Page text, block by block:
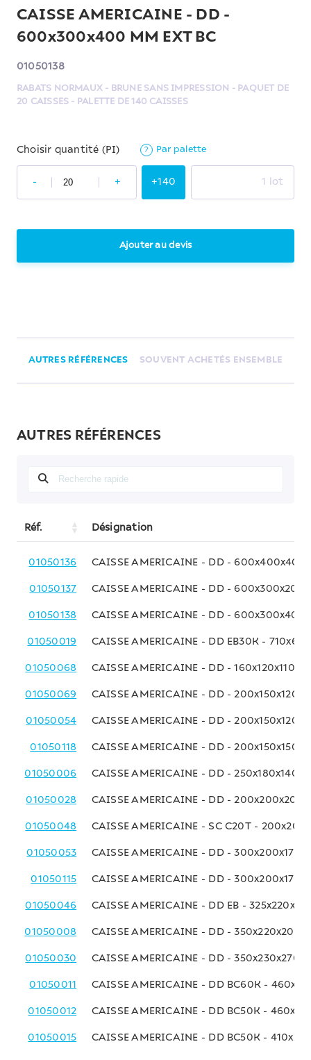
CAISSE AMERICAINE - DD -
600x300x400 MM EXT BC
01050138
RABATS NORMAUX - BRUNE SANS IMPRESSION - PAQUET DE
20 CAISSES - PALETTE DE 140 CAISSES
Choisir quantité (PI) ? Par palette
- + +140 1 lot
Ajouter au devis
AUTRES RÉFÉRENCES SOUVENT ACHETÉS ENSEMBLE
AUTRES RÉFÉRENCES
Réf. Désignation
01050136 CAISSE AMERICAINE - DD - 600x400x400
01050137 CAISSE AMERICAINE - DD - 600x300x200
01050138 CAISSE AMERICAINE - DD - 600x300x400
01050019 CAISSE AMERICAINE - DD EB30K -
01050068 CAISSE AMERICAINE - DD - 160x120x110
01050069 CAISSE AMERICAINE - DD - 200x150x120
01050054 CAISSE AMERICAINE - DD - 200x150x120
01050118 CAISSE AMERICAINE - DD - 200x150x150
01050006 CAISSE AMERICAINE - DD - 250x180x140
01050028 CAISSE AMERICAINE - DD - 200x200x200
01050048 CAISSE AMERICAINE - SC C20T -
01050053 CAISSE AMERICAINE - DD - 300x200x170
01050115 CAISSE AMERICAINE - DD - 300x200x170
01050046 CAISSE AMERICAINE - DD EB -
01050008 CAISSE AMERICAINE - DD - 350x220x200
01050030 CAISSE AMERICAINE - DD - 350x230x270
01050011 CAISSE AMERICAINE - DD BC60K -
01050012 CAISSE AMERICAINE - DD BC50K -
01050015 CAISSE AMERICAINE - DD BC50K -